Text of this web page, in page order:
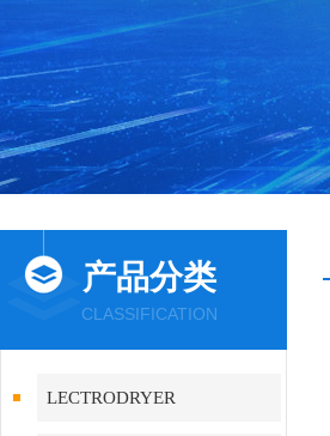
产品分类
CLASSIFICATION
LECTRODRYER